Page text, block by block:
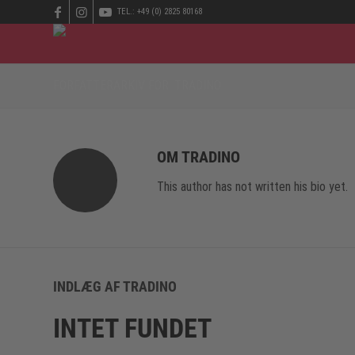
TEL.: +49 (0) 2825 80168
OM TRADINO
This author has not written his bio yet.
INDLÆG AF TRADINO
INTET FUNDET